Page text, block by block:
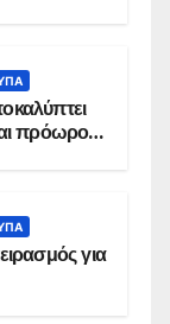
πρόωρου
για